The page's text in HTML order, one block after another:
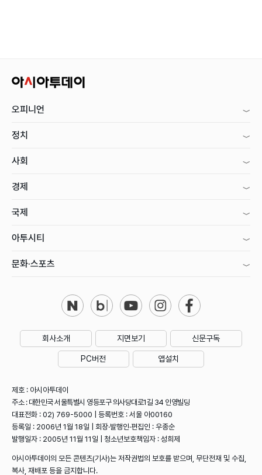
오피니언
정치
사회
경제
국제
아투시티
문화·스포츠
회사소개 지면보기 신문구독
PC버전 앱설치
제호 : 아시아투데이
주소 : 대한민국 서울특별시 영등포구 의사당대로1길 34 인영빌딩
대표전화 : 02) 769-5000 | 등록번호 : 서울 아00160
등록일 : 2006년 1월 18일 | 회장·발행인·편집인 : 우종순
발행일자 : 2005년 11월 11일 | 청소년보호책임자 : 성희제
아시아투데이의 모든 콘텐츠(기사)는 저작권법의 보호를 받으며, 무단전재 및 수집,
복사, 재배포 등을 금지합니다.